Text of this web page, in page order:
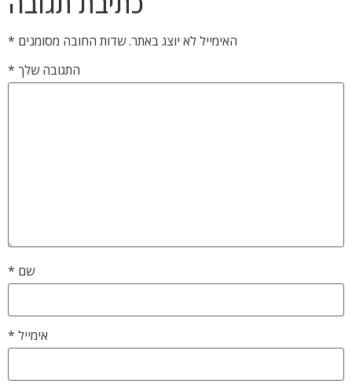
האימייל לא יוצג באתר.שדות החובה מסומנים *
התגובה שלך *
שם *
אימייל *